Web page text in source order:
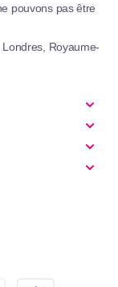
pouvons pas être
Royaume-